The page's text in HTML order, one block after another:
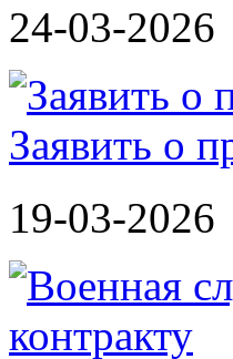
24-03-2026
Заявить о
19-03-2026
контракту